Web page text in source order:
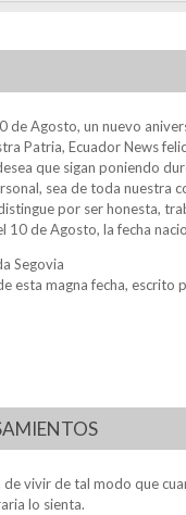
de Agosto, un nuevo
Patria, Ecuador News
que sigan poniendo
sea de toda nuestra
por ser honesta,
10 de Agosto, la fecha
Segovia
esta magna fecha, escrito
vivir de tal modo que
lo sienta.